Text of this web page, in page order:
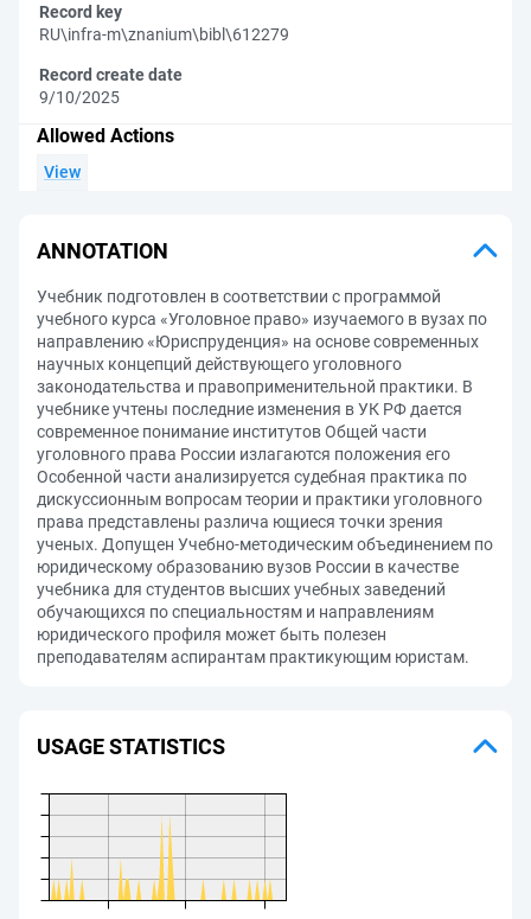
Record key
RU\infra-m\znanium\bibl\612279
Record create date
9/10/2025
Allowed Actions
View
ANNOTATION
Учебник подготовлен в соответствии с программой
учебного курса «Уголовное право» изучаемого в вузах по
направлению «Юриспруденция» на основе современных
научных концепций действующего уголовного
законодательства и правоприменительной практики. В
учебнике учтены последние изменения в УК РФ дается
современное понимание институтов Общей части
уголовного права России излагаются положения его
Особенной части анализируется судебная практика по
дискуссионным вопросам теории и практики уголовного
права представлены различа ющиеся точки зрения
ученых. Допущен Учебно-методическим объединением по
юридическому образованию вузов России в качестве
учебника для студентов высших учебных заведений
обучающихся по специальностям и направлениям
юридического профиля может быть полезен
преподавателям аспирантам практикующим юристам.
USAGE STATISTICS